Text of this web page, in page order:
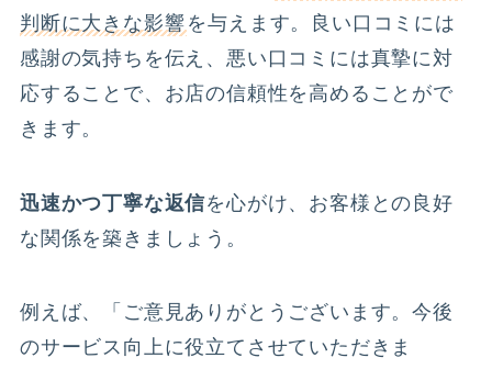
判断に大きな影響 を与えます。良い口コミには
感謝の気持ちを伝え、悪い口コミには真摯に対
応することで、お店の信頼性を高めることがで
きます。
迅速かつ丁寧な返信を心がけ、お客様との良好
な関係を築きましょう。
例えば、「ご意見ありがとうございます。今後
のサービス向上に役立てさせていただきま